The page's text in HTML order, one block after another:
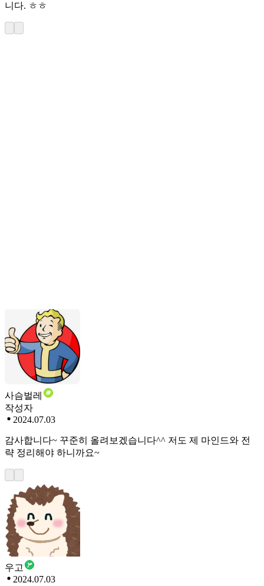
니다. ㅎㅎ
사슴벌레
작성자
2024.07.03
감사합니다~ 꾸준히 올려보겠습니다^^ 저도 제 마인드와 전
략 정리해야 하니까요~
우고
2024.07.03